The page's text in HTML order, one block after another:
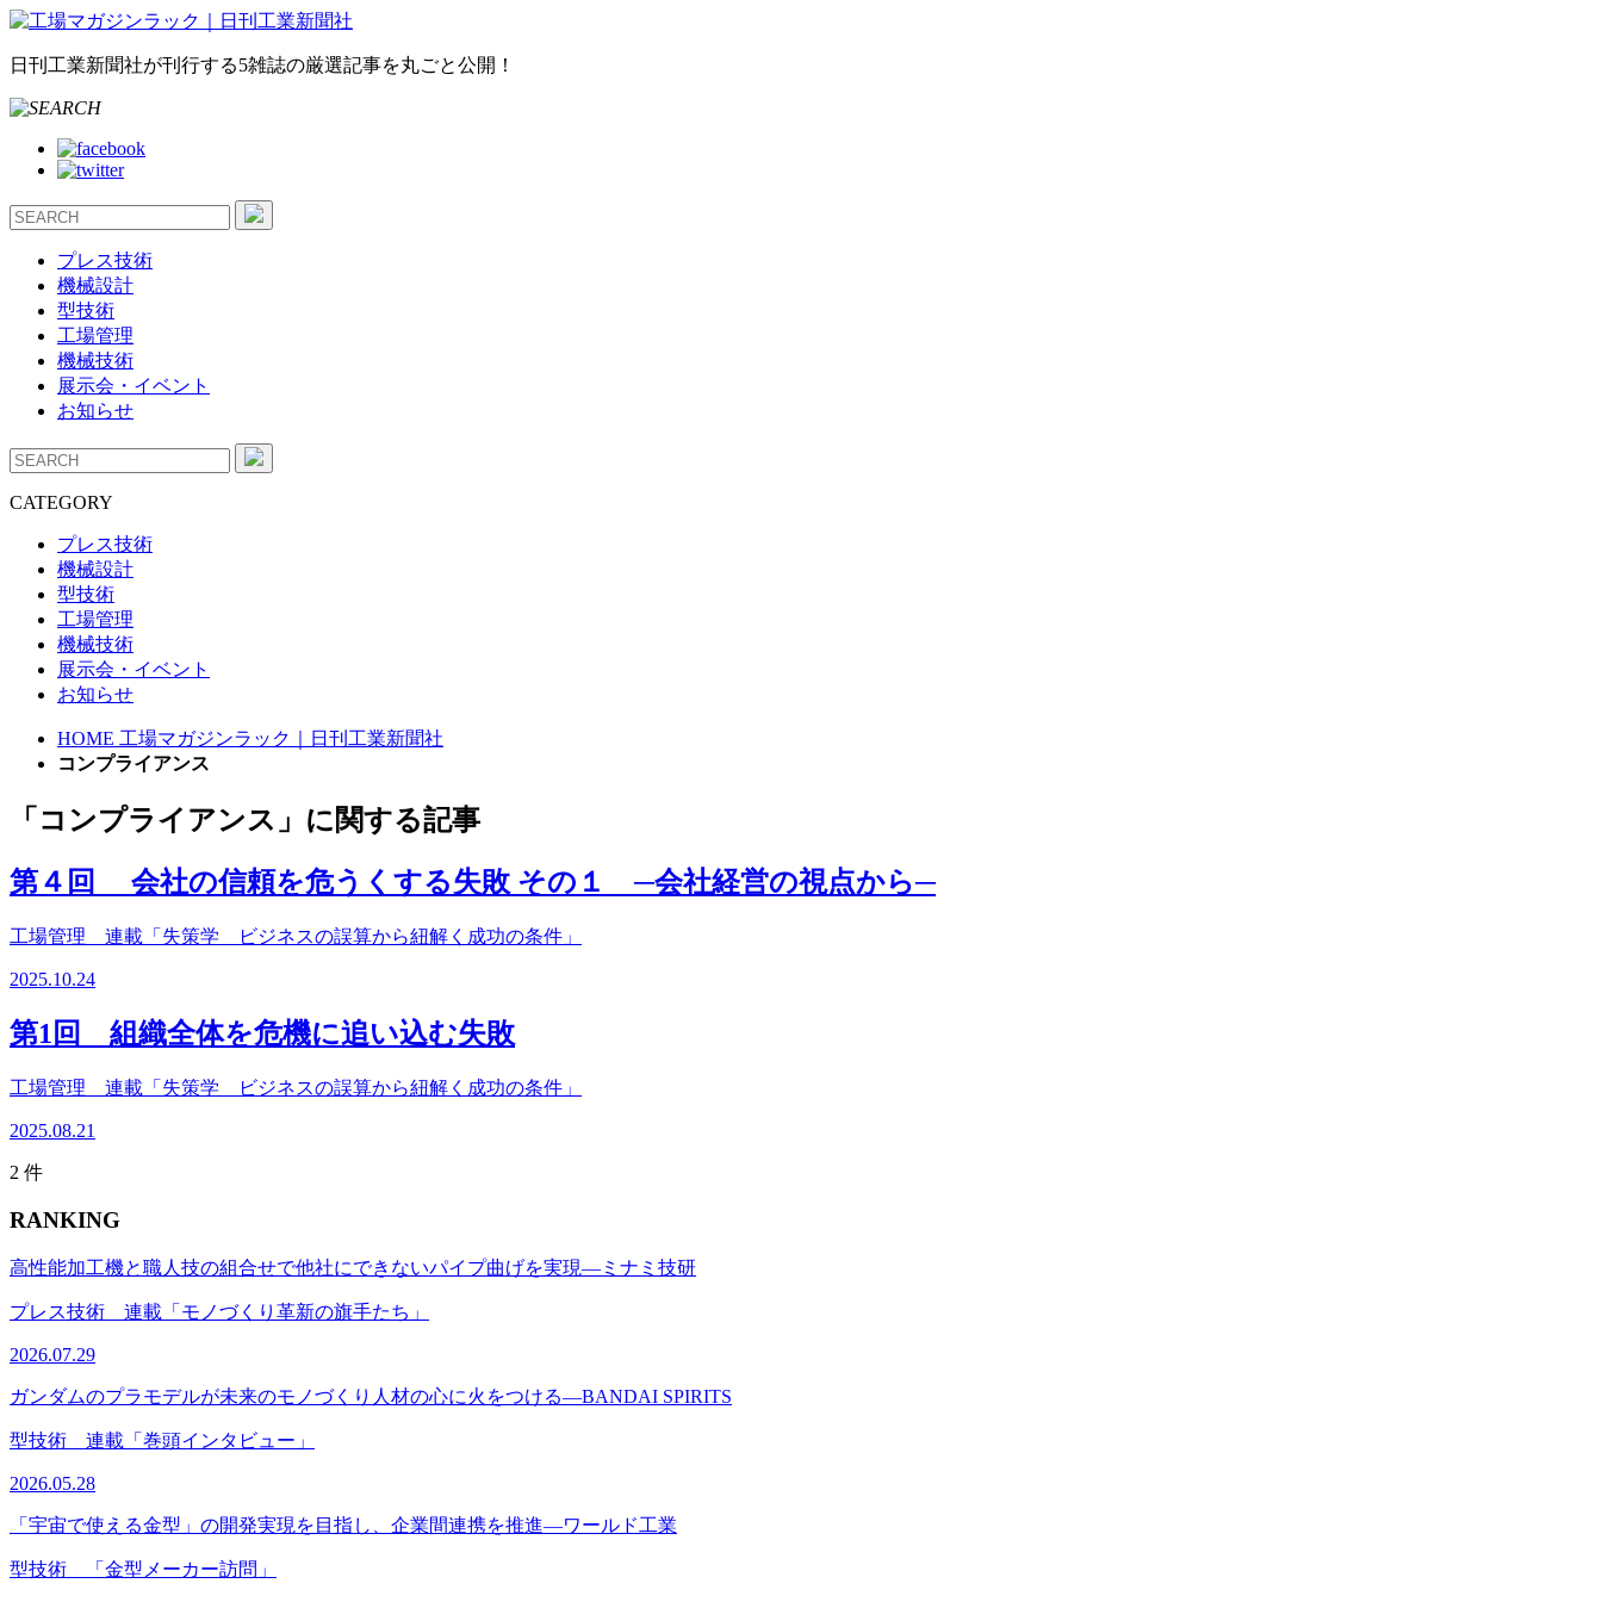
日刊工業新聞社が刊行する5雑誌の厳選記事を丸ごと公開！
プレス技術
機械設計
型技術
工場管理
機械技術
展示会・イベント
お知らせ
CATEGORY
プレス技術
機械設計
型技術
工場管理
機械技術
展示会・イベント
お知らせ
HOME 工場マガジンラック｜日刊工業新聞社
コンプライアンス
「コンプライアンス」に関する記事
第４回 会社の信頼を危うくする失敗 その１ ─会社経営の視点から─
工場管理 連載「失策学 ビジネスの誤算から紐解く成功の条件」
2025.10.24
第1回 組織全体を危機に追い込む失敗
工場管理 連載「失策学 ビジネスの誤算から紐解く成功の条件」
2025.08.21
2 件
RANKING
高性能加工機と職人技の組合せで他社にできないパイプ曲げを実現―ミナミ技研
プレス技術 連載「モノづくり革新の旗手たち」
2026.07.29
ガンダムのプラモデルが未来のモノづくり人材の心に火をつける―BANDAI SPIRITS
型技術 連載「巻頭インタビュー」
2026.05.28
「宇宙で使える金型」の開発実現を目指し、企業間連携を推進―ワールド工業
型技術 「金型メーカー訪問」